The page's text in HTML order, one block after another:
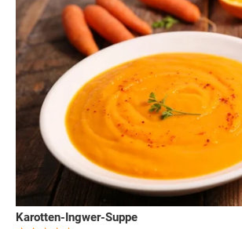
Karotten-Ingwer-Suppe